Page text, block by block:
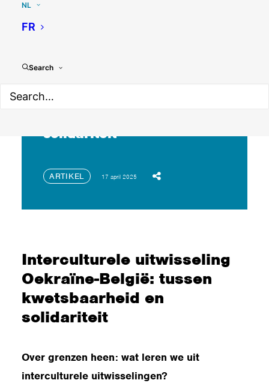
NL
FR
Search
Oekraïne-België: tussen
solidariteit
ARTIKEL 17 april 2025
Interculturele uitwisseling
Oekraïne-België: tussen
kwetsbaarheid en
solidariteit
Over grenzen heen: wat leren we uit
interculturele uitwisselingen?